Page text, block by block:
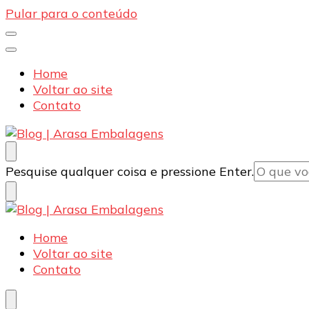
Pular para o conteúdo
Home
Voltar ao site
Contato
Blog | Arasa Embalagens
Confira conteúdos sobre embalagens para pizzas,
Procurando
algo?
Pesquise qualquer coisa e pressione Enter.
Blog | Arasa Embalagens
Confira conteúdos sobre embalagens para pizzas,
Home
Voltar ao site
Contato